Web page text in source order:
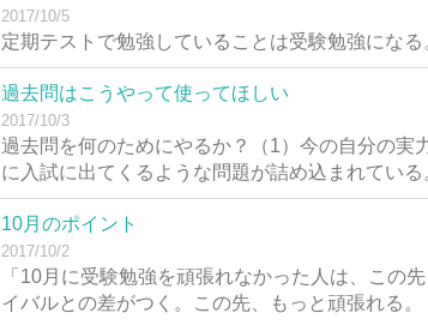
2017/10/5
定期テストで勉強していることは受験勉強になる
過去問はこうやって使ってほしい
2017/10/3
過去問を何のためにやるか？（1）今の自分の実
に入試に出てくるような問題が詰め込まれている
10月のポイント
2017/10/2
「10月に受験勉強を頑張れなかった人は、この
イバルとの差がつく。この先、もっと頑張れる。